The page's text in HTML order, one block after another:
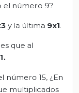
el número 9?
y la última 9x1.
que al
número 15, ¿En
multiplicados